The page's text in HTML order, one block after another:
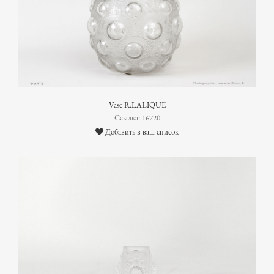
Vase R.LALIQUE
Ссылка: 16720
Добавить в ваш список